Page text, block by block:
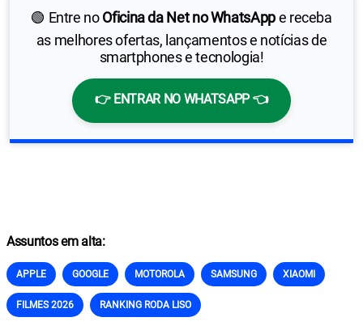
🟢 Entre noOficina da Net no WhatsAppe receba
as melhores ofertas, lançamentos e notícias de
smartphones e tecnologia!
👉 ENTRAR NO WHATSAPP 👈
Assuntos em alta:
APPLE GOOGLE MOTOROLA SAMSUNG XIAOMI
FILMES 2026 RANKING RODA LISO